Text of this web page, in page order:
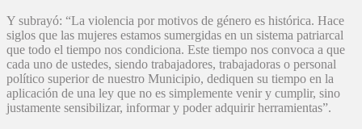
Y subrayó: “La violencia por motivos de género es histórica. Hace
siglos que las mujeres estamos sumergidas en un sistema patriarcal
que todo el tiempo nos condiciona. Este tiempo nos convoca a que
cada uno de ustedes, siendo trabajadores, trabajadoras o personal
político superior de nuestro Municipio, dediquen su tiempo en la
aplicación de una ley que no es simplemente venir y cumplir, sino
justamente sensibilizar, informar y poder adquirir herramientas”.